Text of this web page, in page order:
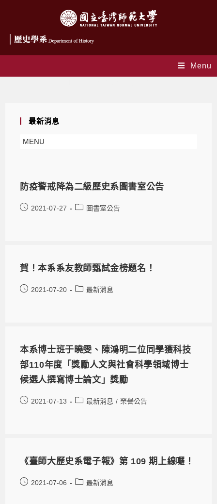
Menu
最新消息
MENU
防疫警戒降為二級歷史系圖書室公告
2021-07-27 圖書室公告
賀！本系系友教師甄試金榜題名！
2021-07-20 最新消息
本系博士班于曉雯、陳鴻明二位同學獲科技
部110年度「獎勵人文與社會科學領域博士
候選人撰寫博士論文」獎勵
2021-07-13 最新消息 / 榮譽公告
《臺師大歷史系電子報》第 109 期上線囉！
2021-07-06 最新消息